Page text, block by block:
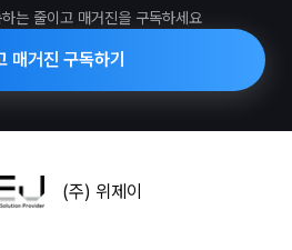
는 줄이고 매거진을 구독하세요
매거진 구독하기
(주) 위제이